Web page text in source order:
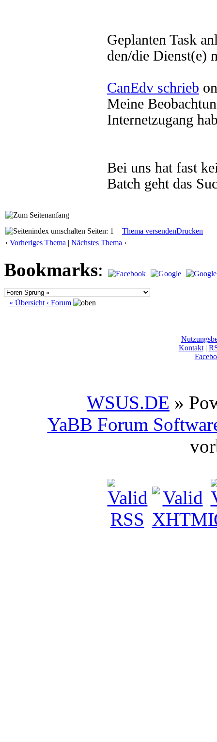
Geplanten Task
den/die Dienst(e)
CanEdv schrieb
Meine
Internetzugang
Bei uns hat fast
Batch geht das
Seiten: 1 Thema versendenDrucken
‹ Vorheriges Thema | Nächstes Thema ›
Bookmarks:
« Übersicht ‹ Forum
Kontakt|
WSUS.DE »
YaBB Forum